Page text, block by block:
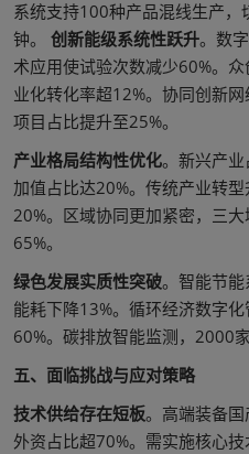
系统支持100种产品混线生产
钟。 创新能级系统性跃升。数
术应用使试验次数减少60%。
业化转化率超12%。协同创新
项目占比提升至25%。
产业格局结构性优化。新兴产
加值占比达20%。传统产业转
20%。区域协同更加紧密，三
65%。
绿色发展实质性突破。智能节
能耗下降13%。循环经济数字
60%。碳排放智能监测，2000
五、面临挑战与应对策略
技术供给存在短板。高端装备
外资占比超70%。需实施核心